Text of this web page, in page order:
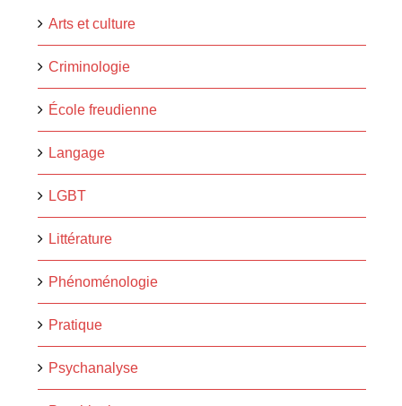
Arts et culture
Criminologie
École freudienne
Langage
LGBT
Littérature
Phénoménologie
Pratique
Psychanalyse